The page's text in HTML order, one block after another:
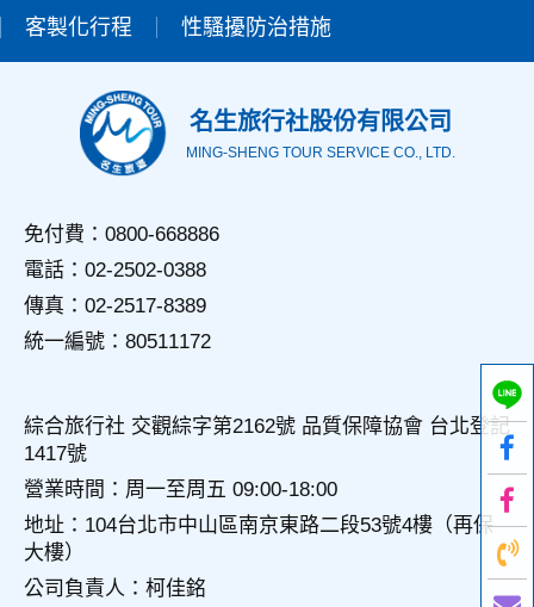
客製化行程
性騷擾防治措施
名生旅行社股份有限公司
MING-SHENG TOUR SERVICE CO., LTD.
免付費：0800-668886
電話：02-2502-0388
傳真：02-2517-8389
統一編號：80511172
綜合旅行社 交觀綜字第2162號 品質保障協會 台北登記
1417號
營業時間：周一至周五 09:00-18:00
地址：104台北市中山區南京東路二段53號4樓（再保
大樓）
公司負責人：柯佳銘